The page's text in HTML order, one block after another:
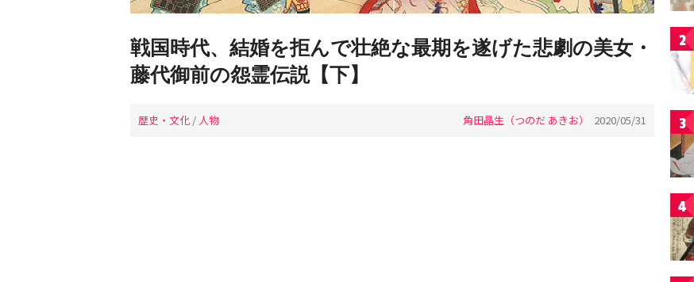
戦国時代、結婚を拒んで壮絶な最期を遂げた悲劇の美女・
藤代御前の怨霊伝説【下】
歴史・文化 / 人物 角田晶生（つのだ あきお） 2020/05/31
2
3
4